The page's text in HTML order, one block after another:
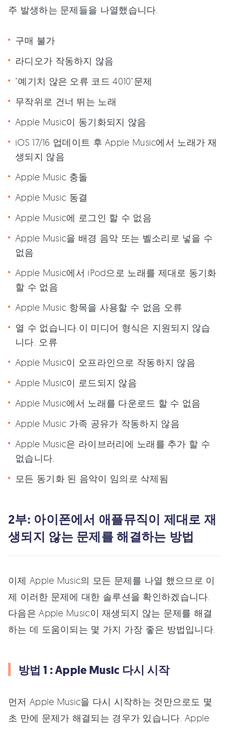
주 발생하는 문제들을 나열했습니다.
구매 불가
라디오가 작동하지 않음
"예기치 않은 오류 코드 4010"문제
무작위로 건너 뛰는 노래
Apple Music이 동기화되지 않음
iOS 17/16 업데이트 후 Apple Music에서 노래가 재
생되지 않음
Apple Music 충돌
Apple Music 동결
Apple Music에 로그인 할 수 없음
Apple Music을 배경 음악 또는 벨소리로 넣을 수
없음
Apple Music에서 iPod으로 노래를 제대로 동기화
할 수 없음
Apple Music 항목을 사용할 수 없음 오류
열 수 없습니다.이 미디어 형식은 지원되지 않습
니다. 오류
Apple Music이 오프라인으로 작동하지 않음
Apple Music이 로드되지 않음
Apple Music에서 노래를 다운로드 할 수 없음
Apple Music 가족 공유가 작동하지 않음
Apple Music은 라이브러리에 노래를 추가 할 수
없습니다.
모든 동기화 된 음악이 임의로 삭제됨
2부: 아이폰에서 애플뮤직이 제대로 재
생되지 않는 문제를 해결하는 방법
이제 Apple Music의 모든 문제를 나열 했으므로 이
제 이러한 문제에 대한 솔루션을 확인하겠습니다.
다음은 Apple Music이 재생되지 않는 문제를 해결
하는 데 도움이되는 몇 가지 가장 좋은 방법입니다.
방법 1 : Apple Music 다시 시작
먼저 Apple Music을 다시 시작하는 것만으로도 몇
초 만에 문제가 해결되는 경우가 있습니다. Apple